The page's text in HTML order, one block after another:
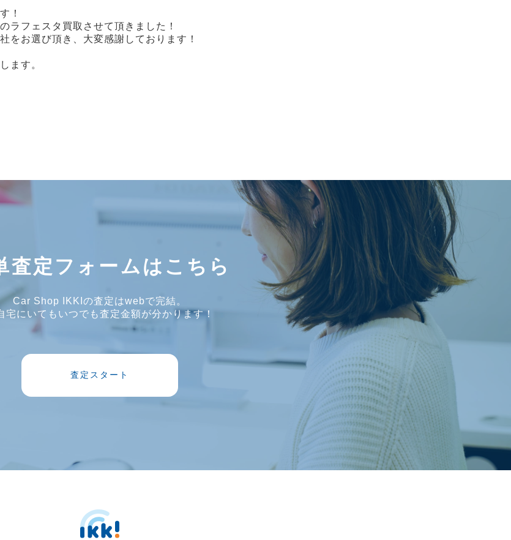
！
ラフェスタ買取させて頂きました！
をお選び頂き、大変感謝しております！
ます。
査定フォームはこちら
Car Shop IKKIの査定はwebで完結。
宅にいてもいつでも査定金額が分かります！
査定スタート